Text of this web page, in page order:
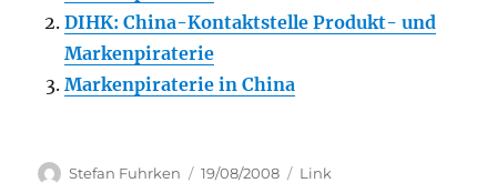
DIHK: China-Kontaktstelle Produkt- und
Markenpiraterie
Markenpiraterie in China
Author
Stefan Fuhrken
Posted
19/08/2008 Categories
Link